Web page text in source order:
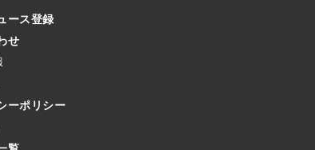
ース登録
せ
ーポリシー